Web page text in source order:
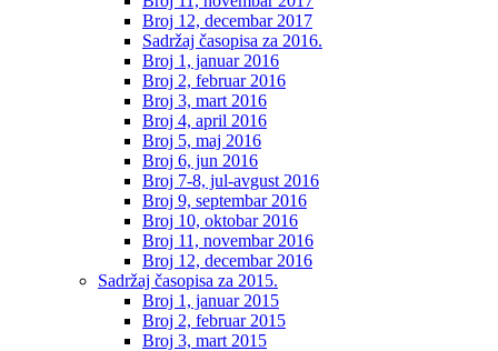
Broj 12, decembar 2017
Sadržaj časopisa za 2016.
Broj 1, januar 2016
Broj 2, februar 2016
Broj 3, mart 2016
Broj 4, april 2016
Broj 5, maj 2016
Broj 6, jun 2016
Broj 7-8, jul-avgust 2016
Broj 9, septembar 2016
Broj 10, oktobar 2016
Broj 11, novembar 2016
Broj 12, decembar 2016
Sadržaj časopisa za 2015.
Broj 1, januar 2015
Broj 2, februar 2015
Broj 3, mart 2015